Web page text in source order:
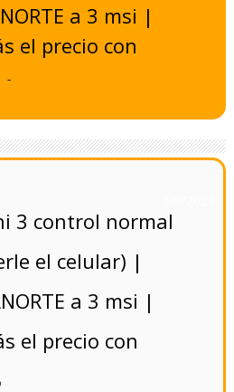
a 3 msi |
el precio con
-
3 control normal
el celular) |
a 3 msi |
el precio con